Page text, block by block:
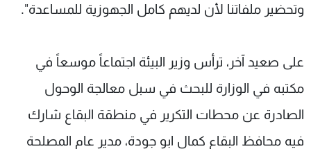
وتحضير ملفاتنا لأن لديهم كامل الجهوزية للمساعدة".
على صعيد آخر، ترأس وزير البيئة اجتماعاً موسعاً في
مكتبه في الوزارة للبحث في سبل معالجة الوحول
الصادرة عن محطات التكرير في منطقة البقاع شارك
فيه محافظ البقاع كمال ابو جودة، مدير عام المصلحة